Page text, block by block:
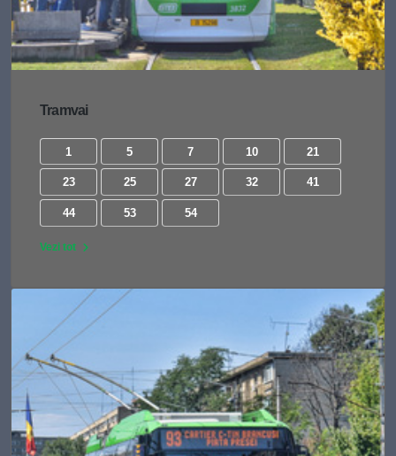
Tramvai
1 5 7 10 21
23 25 27 32 41
44 53 54
Vezi tot